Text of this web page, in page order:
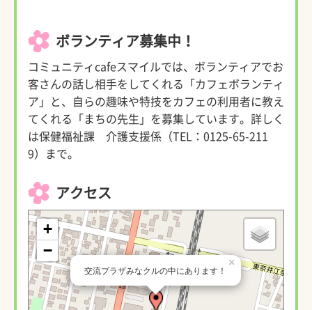
ボランティア募集中！
コミュニティcafeスマイルでは、ボランティアでお
客さんの話し相手をしてくれる「カフェボランティ
ア」と、自らの趣味や特技をカフェの利用者に教え
てくれる「まちの先生」を募集しています。詳しく
は保健福祉課 介護支援係（TEL：0125-65-211
9）まで。
アクセス
交流プラザみなクルの中にあります！
×
+
−